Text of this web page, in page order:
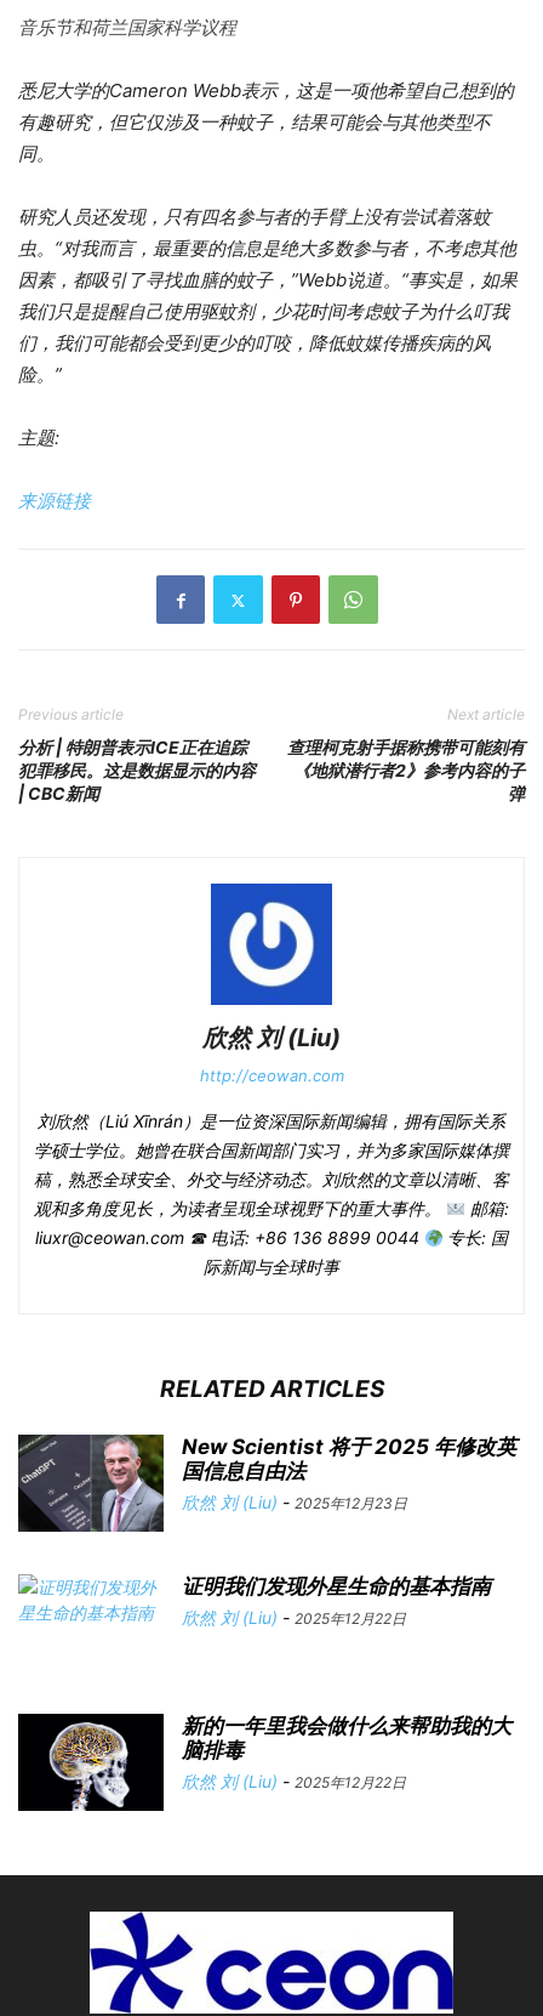
音乐节和荷兰国家科学议程
悉尼大学的Cameron Webb表示，这是一项他希望自己想到的
有趣研究，但它仅涉及一种蚊子，结果可能会与其他类型不
同。
研究人员还发现，只有四名参与者的手臂上没有尝试着落蚊
虫。“对我而言，最重要的信息是绝大多数参与者，不考虑其他
因素，都吸引了寻找血膳的蚊子，”Webb说道。“事实是，如果
我们只是提醒自己使用驱蚊剂，少花时间考虑蚊子为什么叮我
们，我们可能都会受到更少的叮咬，降低蚊媒传播疾病的风
险。”
主题:
来源链接
Previous article
分析 | 特朗普表示ICE正在追踪
犯罪移民。这是数据显示的内容
| CBC新闻
Next article
查理柯克射手据称携带可能刻有
《地狱潜行者2》参考内容的子
弹
欣然 刘 (Liu)
http://ceowan.com
刘欣然（Liú Xīnrán）是一位资深国际新闻编辑，拥有国际关系
学硕士学位。她曾在联合国新闻部门实习，并为多家国际媒体撰
稿，熟悉全球安全、外交与经济动态。刘欣然的文章以清晰、客
观和多角度见长，为读者呈现全球视野下的重大事件。
邮箱:
liuxr@ceowan.com ☎ 电话: +86 136 8899 0044
专长: 国
际新闻与全球时事
RELATED ARTICLES
New Scientist 将于 2025 年修改英
国信息自由法
欣然 刘 (Liu) - 2025年12月23日
证明我们发现外星生命的基本指南
欣然 刘 (Liu) - 2025年12月22日
新的一年里我会做什么来帮助我的大
脑排毒
欣然 刘 (Liu) - 2025年12月22日